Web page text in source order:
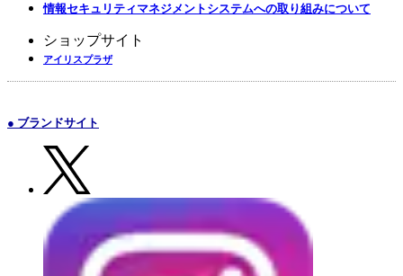
情報セキュリティマネジメントシステムへの取り組みについて
ショップサイト
アイリスプラザ
● ブランドサイト